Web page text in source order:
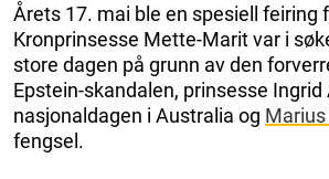
Årets 17. mai ble en spesiell feiring
Kronprinsesse Mette-Marit var i
store dagen på grunn av den
Epstein-skandalen, prinsesse
nasjonaldagen i Australia og
fengsel.